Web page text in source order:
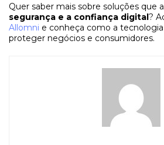
Quer saber mais sobre soluções que
segurança e a confiança digital?
Allomni e conheça como a
proteger negócios e consumidores.